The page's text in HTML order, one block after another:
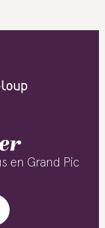
en Grand Pic